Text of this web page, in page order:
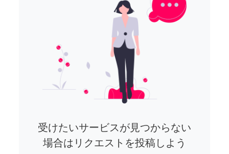
受けたいサービスが見つからない
場合はリクエストを投稿しよう